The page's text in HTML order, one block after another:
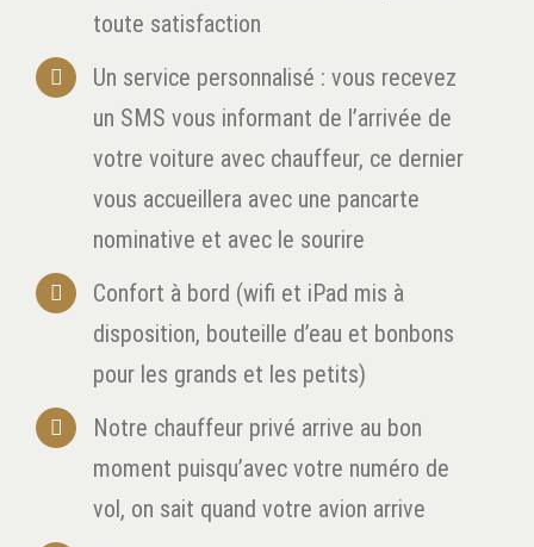
toute satisfaction
Un service personnalisé : vous recevez
un SMS vous informant de l’arrivée de
votre voiture avec chauffeur, ce dernier
vous accueillera avec une pancarte
nominative et avec le sourire
Confort à bord (wifi et iPad mis à
disposition, bouteille d’eau et bonbons
pour les grands et les petits)
Notre chauffeur privé arrive au bon
moment puisqu’avec votre numéro de
vol, on sait quand votre avion arrive